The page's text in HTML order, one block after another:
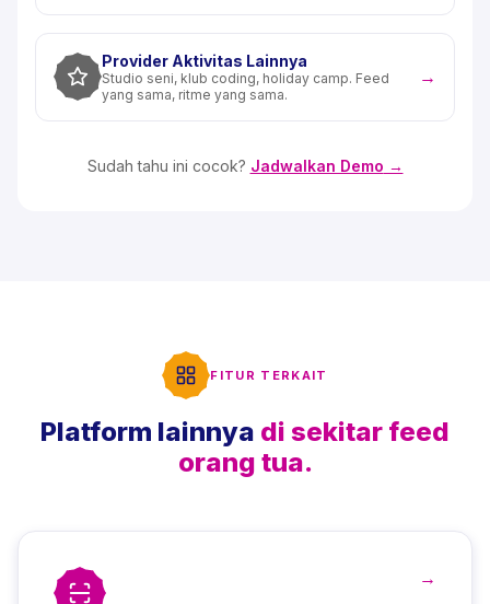
Provider Aktivitas Lainnya
Studio seni, klub coding, holiday camp. Feed
yang sama, ritme yang sama.
→
Sudah tahu ini cocok? Jadwalkan Demo →
FITUR TERKAIT
Platform lainnya di sekitar feed
orang tua.
→